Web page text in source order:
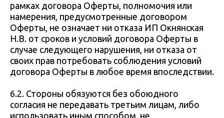
рамках договора Оферты, полномочия или
намерения, предусмотренные договором
Оферты, не означает ни отказа ИП Окнянская
Н.В. от сроков и условий договора Оферты в
случае следующего нарушения, ни отказа от
своих прав потребовать соблюдения условий
договора Оферты в любое время впоследствии.
6.2. Стороны обязуются без обоюдного
согласия не передавать третьим лицам, либо
использовать иным способом, не